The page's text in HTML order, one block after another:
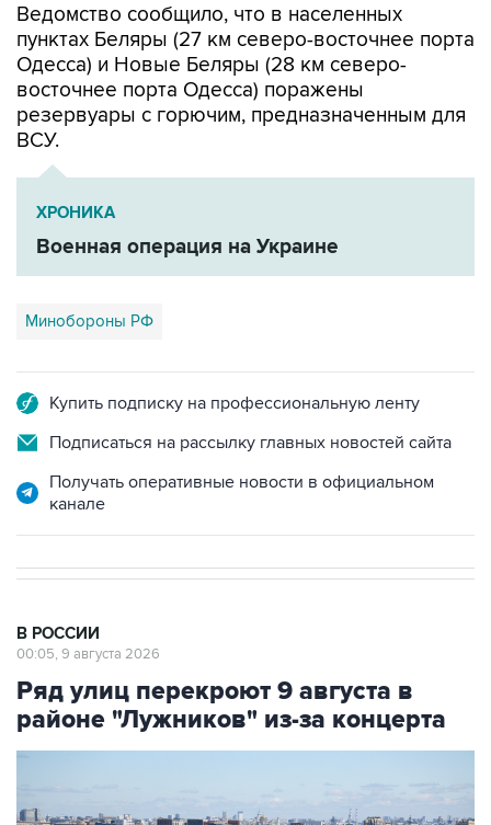
Ведомство сообщило, что в населенных
пунктах Беляры (27 км северо-восточнее порта
Одесса) и Новые Беляры (28 км северо-
восточнее порта Одесса) поражены
резервуары с горючим, предназначенным для
ВСУ.
ХРОНИКА
Военная операция на Украине
Минобороны РФ
Купить подписку на профессиональную ленту
Подписаться на рассылку главных новостей сайта
Получать оперативные новости в официальном
канале
В РОССИИ
00:05, 9 августа 2026
Ряд улиц перекроют 9 августа в
районе "Лужников" из-за концерта